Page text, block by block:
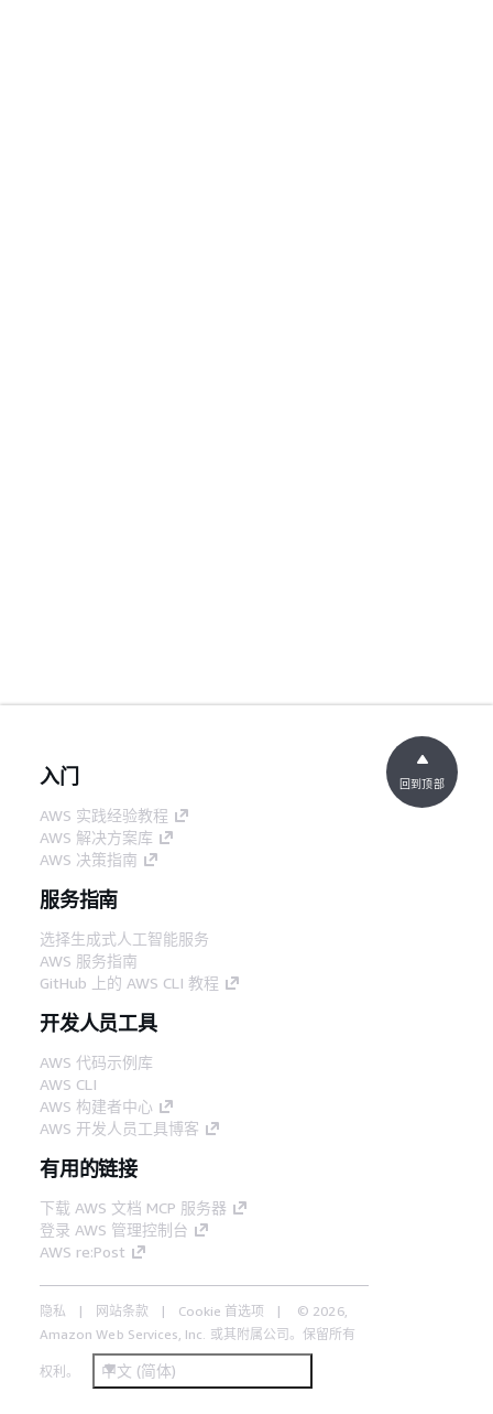
入门
AWS 实践经验教程
AWS 解决方案库
AWS 决策指南
服务指南
选择生成式人工智能服务
AWS 服务指南
GitHub 上的 AWS CLI 教程
开发人员工具
AWS 代码示例库
AWS CLI
AWS 构建者中心
AWS 开发人员工具博客
有用的链接
下载 AWS 文档 MCP 服务器
登录 AWS 管理控制台
AWS re:Post
隐私 网站条款 Cookie 首选项
© 2026,
Amazon Web Services, Inc. 或其附属公司。保留所有
权利。 中文 (简体)
回到顶部